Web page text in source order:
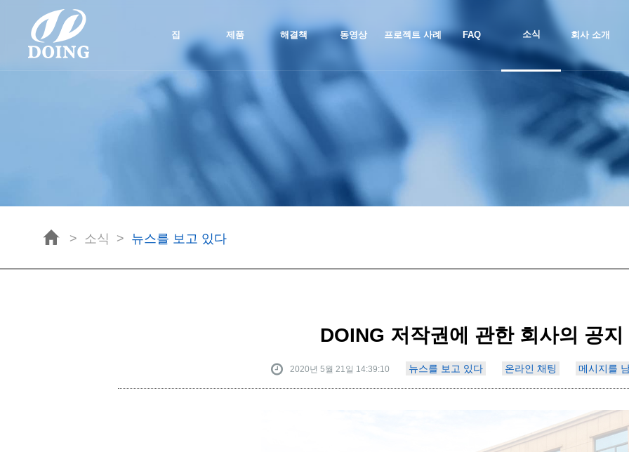
집 제품 해결책 동영상 프로젝트 사례 FAQ 소식 회사 소개
> 소식 > 뉴스를 보고 있다
DOING 저작권에 관한 회사의 공지
2020년 5월 21일 14:39:10 뉴스를 보고 있다 온라인 채팅 메시지를